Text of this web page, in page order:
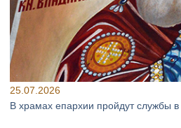
25.07.2026
В храмах епархии пройдут службы